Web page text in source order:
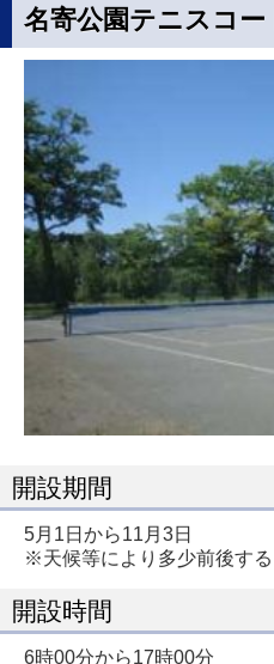
名寄公園テニスコー
開設期間
5月1日から11月3日
※天候等により多少前後する
開設時間
6時00分から17時00分